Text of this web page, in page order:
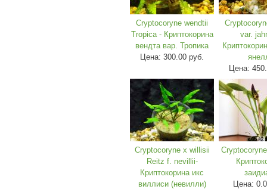
Cryptocoryne wendtii
Tropica - Криптокорина
вендта вар. Тропика
Цена:300.00 руб.
var.
Цена:
Cryptocoryne x willisii
Reitz f. nevillii-
Криптокорина икс
виллиси (невилли)
Цена: